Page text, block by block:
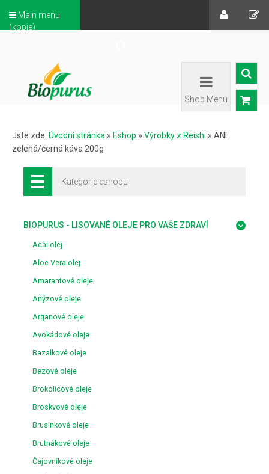
Main menu
(kopie)
Shop Menu
Jste zde: Úvodní stránka » Eshop » Výrobky z Reishi » ANI
zelená/černá káva 200g
Kategorie eshopu
BIOPURUS - LISOVANÉ OLEJE PRO VAŠE ZDRAVÍ
Acai olej
Aloe Vera olej
Amarantové oleje
Anýzové oleje
Arganové oleje
Avokádové oleje
Bazalkové oleje
Bezové oleje
Brokolicové oleje
Broskvové oleje
Brusinkové oleje
Brutnákové oleje
Čajovníkové oleje